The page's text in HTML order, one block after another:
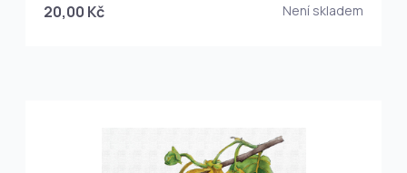
20,00 Kč Není skladem